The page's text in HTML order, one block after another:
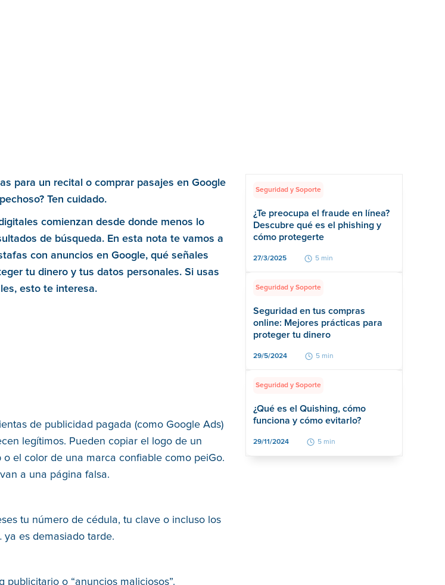
para un recital o comprar pasajes en Google
Ten cuidado.
comienzan desde donde menos lo
de búsqueda. En esta nota te vamos a
con anuncios en Google, qué señales
tu dinero y tus datos personales. Si usas
esto te interesa.
de publicidad pagada (como Google Ads)
legítimos. Pueden copiar el logo de un
el color de una marca confiable como peiGo.
a una página falsa.
tu número de cédula, tu clave o incluso los
es demasiado tarde.
publicitario o “anuncios maliciosos”.
Seguridad y Soporte
¿Te preocupa el fraude en línea?
Descubre qué es el phishing y
cómo protegerte
27/3/2025 5 min
Seguridad y Soporte
Seguridad en tus compras
online: Mejores prácticas para
proteger tu dinero
29/5/2024 5 min
Seguridad y Soporte
¿Qué es el Quishing, cómo
funciona y cómo evitarlo?
29/11/2024 5 min